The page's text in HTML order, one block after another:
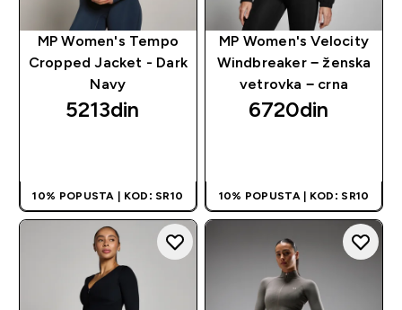
MP Women's Tempo
Cropped Jacket - Dark
Navy
5213din‎
10% POPUSTA | KOD: SR10
MP Women's Velocity
Windbreaker − ženska
vetrovka − crna
6720din‎
10% POPUSTA | KOD: SR10